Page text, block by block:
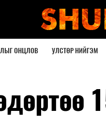
ОНЦЛОВ УЛСТӨР НИЙГЭМ